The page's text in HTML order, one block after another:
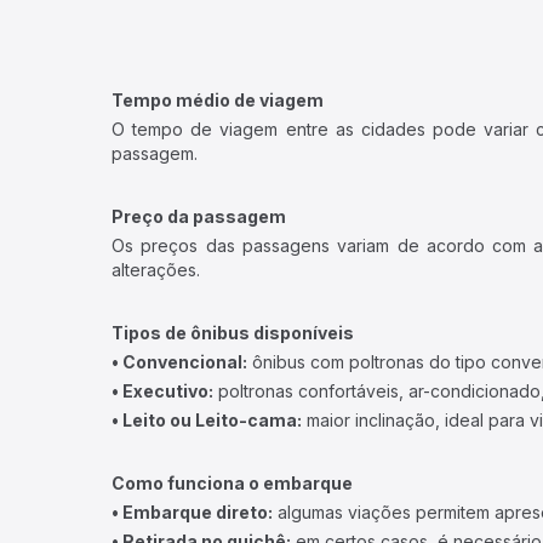
Tempo médio de viagem
O tempo de viagem entre as cidades pode variar
passagem.
Preço da passagem
Os preços das passagens variam de acordo com
alterações.
Tipos de ônibus disponíveis
• Convencional: ônibus com poltronas do tipo
• Executivo: poltronas confortáveis, ar-
• Leito ou Leito-cama: maior inclinação, ideal para
Como funciona o embarque
• Embarque direto: algumas viações permitem